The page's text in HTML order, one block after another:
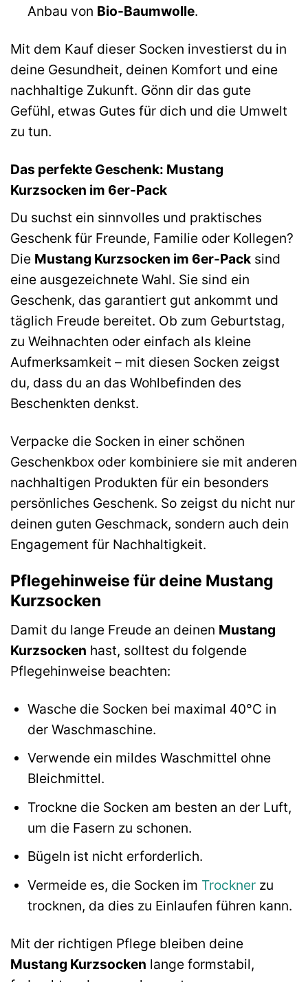
Anbau von Bio-Baumwolle.
Mit dem Kauf dieser Socken investierst du in
deine Gesundheit, deinen Komfort und eine
nachhaltige Zukunft. Gönn dir das gute
Gefühl, etwas Gutes für dich und die Umwelt
zu tun.
Das perfekte Geschenk: Mustang
Kurzsocken im 6er-Pack
Du suchst ein sinnvolles und praktisches
Geschenk für Freunde, Familie oder Kollegen?
Die Mustang Kurzsocken im 6er-Pack sind
eine ausgezeichnete Wahl. Sie sind ein
Geschenk, das garantiert gut ankommt und
täglich Freude bereitet. Ob zum Geburtstag,
zu Weihnachten oder einfach als kleine
Aufmerksamkeit – mit diesen Socken zeigst
du, dass du an das Wohlbefinden des
Beschenkten denkst.
Verpacke die Socken in einer schönen
Geschenkbox oder kombiniere sie mit anderen
nachhaltigen Produkten für ein besonders
persönliches Geschenk. So zeigst du nicht nur
deinen guten Geschmack, sondern auch dein
Engagement für Nachhaltigkeit.
Pflegehinweise für deine Mustang
Kurzsocken
Damit du lange Freude an deinen Mustang
Kurzsocken hast, solltest du folgende
Pflegehinweise beachten:
Wasche die Socken bei maximal 40°C in
der Waschmaschine.
Verwende ein mildes Waschmittel ohne
Bleichmittel.
Trockne die Socken am besten an der Luft,
um die Fasern zu schonen.
Bügeln ist nicht erforderlich.
Vermeide es, die Socken im Trocknerzu
trocknen, da dies zu Einlaufen führen kann.
Mit der richtigen Pflege bleiben deine
Mustang Kurzsocken lange formstabil,